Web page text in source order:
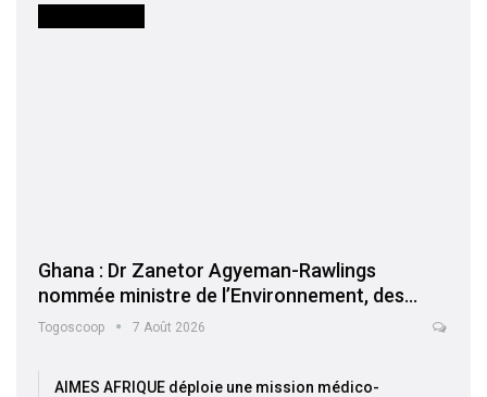
Ghana : Dr Zanetor Agyeman-Rawlings
nommée ministre de l’Environnement, des…
Togoscoop 7 Août 2026
AIMES AFRIQUE déploie une mission médico-